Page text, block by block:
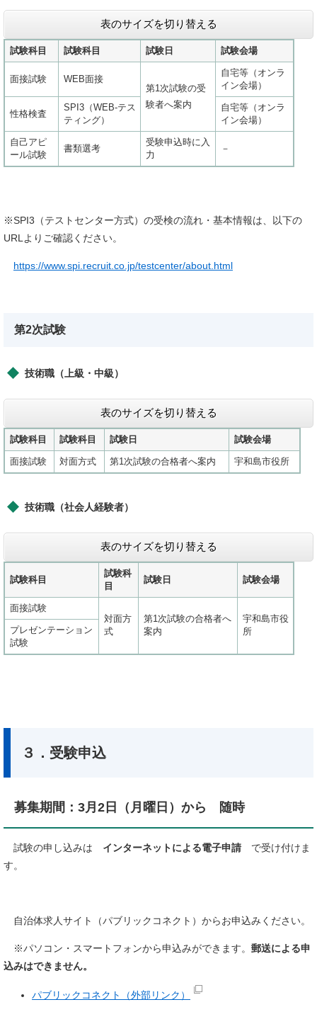
表のサイズを切り替える
試験科目 試験科目 試験日 試験会場
面接試験
WEB面接
第1次試験の受
験者へ案内
自宅等（オンラ
イン会場）
性格検査
SPI3（WEB-テス
ティング）
自宅等（オンラ
イン会場）
自己アピ
ール試験
書類選考
受験申込時に入
力
－
※SPI3（テストセンター方式）の受検の流れ・基本情報は、以下の
URLよりご確認ください。
https://www.spi.recruit.co.jp/testcenter/about.html
第2次試験
​技術職（上級・中級）
表のサイズを切り替える
試験科目 試験科目 試験日 試験会場
面接試験 対面方式 第1次試験の合格者へ案内 宇和島市役所
​技術職（社会人経験者）
表のサイズを切り替える
試験科目
試験科
目
試験日 試験会場
面接試験
対面方
式
第1次試験の合格者へ
案内
宇和島市役
所
プレゼンテーション
試験
３．受験申込
募集期間：3月2日（月曜日）から 随時
試験の申し込みは インターネットによる電子申請 で受け付けま
す。
自治体求人サイト（パブリックコネクト）からお申込みください。
※パソコン・スマートフォンから申込みができます。 郵送による申
込みはできません。
パブリックコネクト（外部リンク）